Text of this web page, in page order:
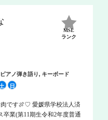
MSL
ランク
アノ弾き語り, キーボード
土 日
肉です🍖♡ 愛媛県学校法人済
業(第11期生令和2年度普通